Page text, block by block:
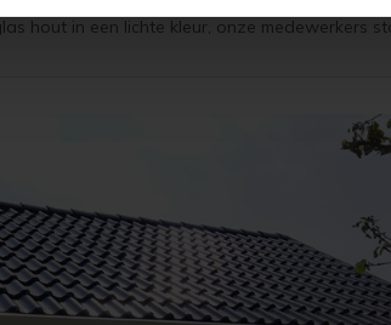
hout in een lichte kleur, onze medewerkers